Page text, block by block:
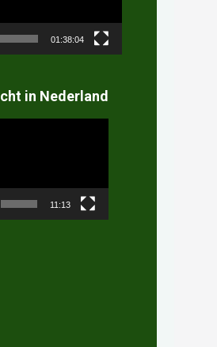
01:38:04
in Nederland
11:13